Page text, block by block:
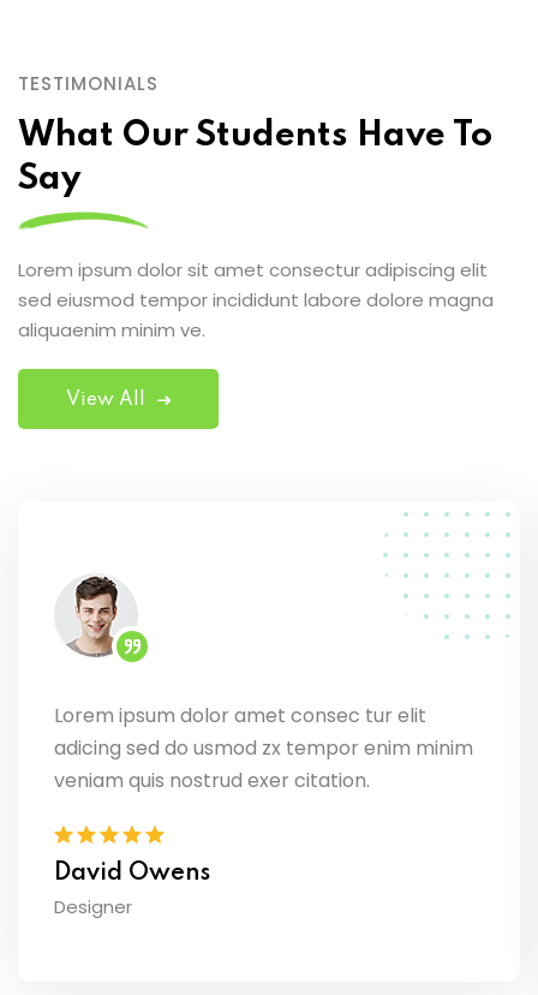
TESTIMONIALS
What Our Students Have To
Say
Lorem ipsum dolor sit amet consectur adipiscing elit
sed eiusmod tempor incididunt labore dolore magna
aliquaenim minim ve.
View All
Lorem ipsum dolor amet consec tur elit
adicing sed do usmod zx tempor enim minim
veniam quis nostrud exer citation.
David Owens
Designer